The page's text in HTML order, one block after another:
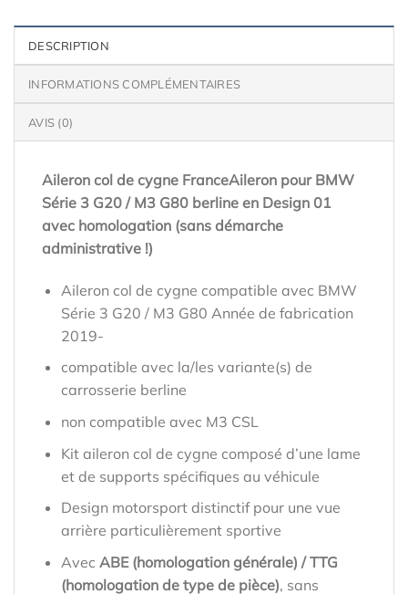
DESCRIPTION
INFORMATIONS COMPLÉMENTAIRES
AVIS (0)
Aileron col de cygne FranceAileron pour BMW
Série 3 G20 / M3 G80 berline en Design 01
avec homologation (sans démarche
administrative !)
Aileron col de cygne compatible avec BMW
Série 3 G20 / M3 G80 Année de fabrication
2019-
compatible avec la/les variante(s) de
carrosserie berline
non compatible avec M3 CSL
Kit aileron col de cygne composé d’une lame
et de supports spécifiques au véhicule
Design motorsport distinctif pour une vue
arrière particulièrement sportive
Avec ABE (homologation générale) / TTG
(homologation de type de pièce), sans